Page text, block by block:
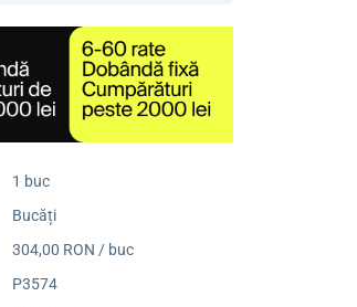
1 buc
Bucăți
304,00 RON / buc
P3574